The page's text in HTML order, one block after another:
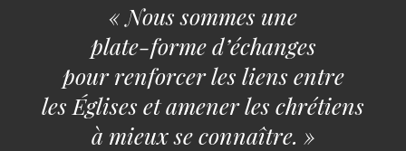
« Nous sommes une
plate-forme d’échanges
pour renforcer les liens entre
les Églises et amener les chrétiens
à mieux se connaître. »